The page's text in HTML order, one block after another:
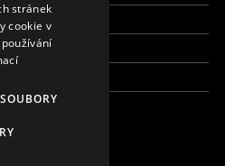
stránek
cookie v